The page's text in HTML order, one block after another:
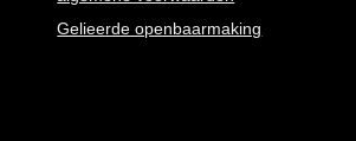
Gelieerde openbaarmaking